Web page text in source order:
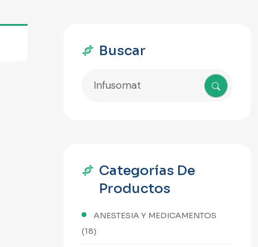
Buscar
Categorías De
Productos
ANESTESIA Y MEDICAMENTOS
(18)